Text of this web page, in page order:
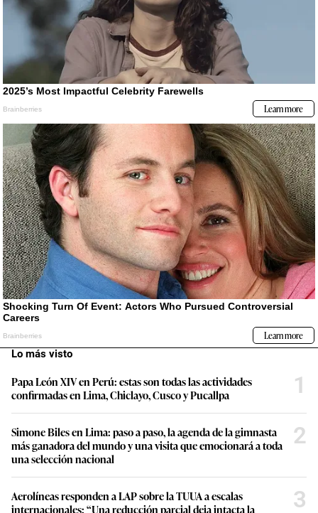
Lo más visto
Papa León XIV en Perú: estas son todas las actividades
confirmadas en Lima, Chiclayo, Cusco y Pucallpa
1
Simone Biles en Lima: paso a paso, la agenda de la gimnasta
más ganadora del mundo y una visita que emocionará a toda
una selección nacional
2
Aerolíneas responden a LAP sobre la TUUA a escalas
internacionales: “Una reducción parcial deja intacta la
3